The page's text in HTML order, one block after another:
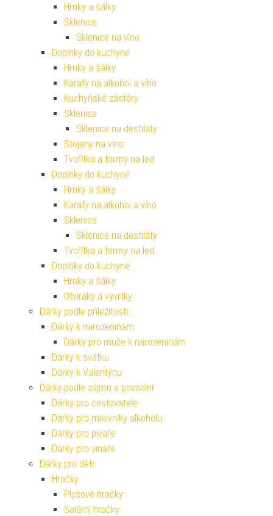
Hrnky a šálky
Sklenice
Sklenice na víno
Doplňky do kuchyně
Hrnky a šálky
Karafy na alkohol a víno
Kuchyňské zástěry
Sklenice
Sklenice na destiláty
Stojany na víno
Tvořítka a formy na led
Doplňky do kuchyně
Hrnky a šálky
Karafy na alkohol a víno
Sklenice
Sklenice na destiláty
Tvořítka a formy na led
Doplňky do kuchyně
Hrnky a šálky
Otvíráky a vývrtky
Dárky podle příležitosti
Dárky k narozeninám
Dárky pro muže k narozeninám
Dárky k svátku
Dárky k Valentýnu
Dárky podle zájmu a povolání
Dárky pro cestovatele
Dárky pro milovníky alkoholu
Dárky pro pivaře
Dárky pro vinaře
Dárky pro děti
Hračky
Plyšové hračky
Solární hračky